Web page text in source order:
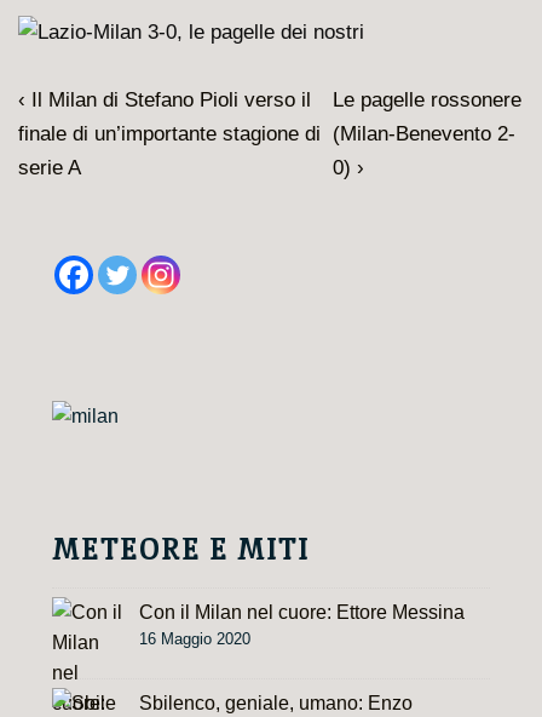
Navigazione
articoli
L'articolo
precedente
è
‹ Il Milan di Stefano Pioli verso il
finale di un’importante stagione di
serie A
Il
prossimo
articolo
Le pagelle rossonere
(Milan-Benevento 2-
0) ›
METEORE E MITI
Con il Milan nel cuore: Ettore Messina
16 Maggio 2020
Sbilenco, geniale, umano: Enzo